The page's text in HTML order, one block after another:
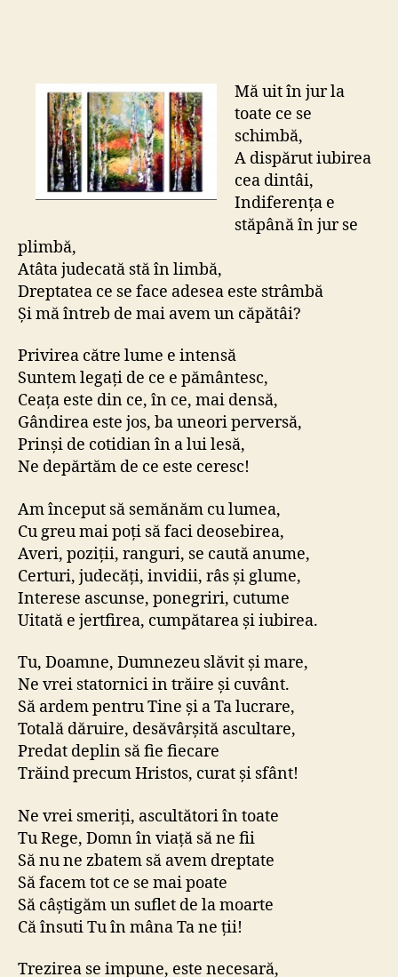
Mă uit în jur la
toate ce se
schimbă,
A dispărut iubirea
cea dintâi,
Indiferența e
stăpână în jur se
plimbă,
Atâta judecată stă în limbă,
Dreptatea ce se face adesea este strâmbă
Și mă întreb de mai avem un căpătâi?
Privirea către lume e intensă
Suntem legați de ce e pământesc,
Ceața este din ce, în ce, mai densă,
Gândirea este jos, ba uneori perversă,
Prinși de cotidian în a lui lesă,
Ne depărtăm de ce este ceresc!
Am început să semănăm cu lumea,
Cu greu mai poți să faci deosebirea,
Averi, poziții, ranguri, se caută anume,
Certuri, judecăți, invidii, râs și glume,
Interese ascunse, ponegriri, cutume
Uitată e jertfirea, cumpătarea și iubirea.
Tu, Doamne, Dumnezeu slăvit și mare,
Ne vrei statornici in trăire și cuvânt.
Să ardem pentru Tine și a Ta lucrare,
Totală dăruire, desăvârșită ascultare,
Predat deplin să fie fiecare
Trăind precum Hristos, curat și sfânt!
Ne vrei smeriți, ascultători în toate
Tu Rege, Domn în viață să ne fii
Să nu ne zbatem să avem dreptate
Să facem tot ce se mai poate
Să câștigăm un suflet de la moarte
Că însuti Tu în mâna Ta ne ții!
Trezirea se impune, este necesară,